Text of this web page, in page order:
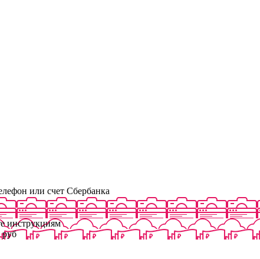
или счет Сбербанка
инструкциям